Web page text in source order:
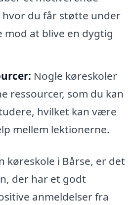
du får støtte under
mod at blive en dygtig
Nogle køreskoler
ressourcer, som du kan
hvilket kan være
mellem lektionerne.
køreskole i Bårse, er det
der har et godt
anmeldelser fra